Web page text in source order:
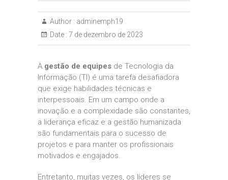
Author : adminemph19
Date : 7 de dezembro de 2023
A gestão de equipes de Tecnologia da
Informação (TI) é uma tarefa desafiadora
que exige habilidades técnicas e
interpessoais. Em um campo onde a
inovação e a complexidade são constantes,
a liderança eficaz e a gestão humanizada
são fundamentais para o sucesso de
projetos e para manter os profissionais
motivados e engajados.
Entretanto, muitas vezes, os líderes se